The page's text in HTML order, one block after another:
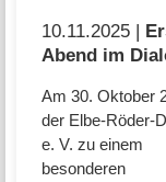
10.11.2025 |
Abend im
Am 30. Oktober
der Elbe-Röder-
e. V. zu einem
besonderen